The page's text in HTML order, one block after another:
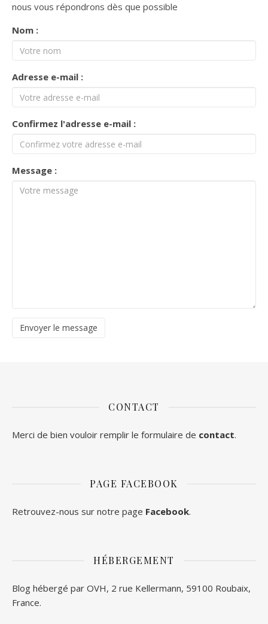
nous vous répondrons dès que possible
Nom :
Adresse e-mail :
Confirmez l'adresse e-mail :
Message :
CONTACT
Merci de bien vouloir remplir le formulaire de contact.
PAGE FACEBOOK
Retrouvez-nous sur notre page Facebook.
HÉBERGEMENT
Blog hébergé par OVH, 2 rue Kellermann, 59100 Roubaix,
France.